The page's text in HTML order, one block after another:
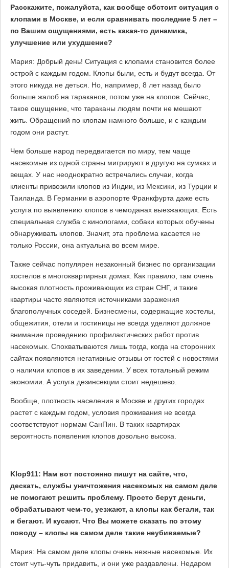
Расскажите, пожалуйста, как вообще обстоит ситуация с
клопами в Москве, и если сравнивать последние 5 лет –
по Вашим ощущениями, есть какая-то динамика,
улучшение или ухудшение?
Мария: Добрый день! Ситуация с клопами становится более
острой с каждым годом. Клопы были, есть и будут всегда. От
этого никуда не деться. Но, например, 8 лет назад было
больше жалоб на тараканов, потом уже на клопов. Сейчас,
такое ощущение, что тараканы людям почти не мешают
жить. Обращений по клопам намного больше, и с каждым
годом они растут.
Чем больше народ передвигается по миру, тем чаще
насекомые из одной страны мигрируют в другую на сумках и
вещах. У нас неоднократно встречались случаи, когда
клиенты привозили клопов из Индии, из Мексики, из Турции и
Таиланда. В Германии в аэропорте Франкфурта даже есть
услуга по выявлению клопов в чемоданах выезжающих. Есть
специальная служба с кинологами, собаки которых обучены
обнаруживать клопов. Значит, эта проблема касается не
только России, она актуальна во всем мире.
Также сейчас популярен незаконный бизнес по организации
хостелов в многоквартирных домах. Как правило, там очень
высокая плотность проживающих из стран СНГ, и такие
квартиры часто являются источниками заражения
благополучных соседей. Бизнесмены, содержащие хостелы,
общежития, отели и гостиницы не всегда уделяют должное
внимание проведению профилактических работ против
насекомых. Спохватываются лишь тогда, когда на сторонних
сайтах появляются негативные отзывы от гостей с новостями
о наличии клопов в их заведении. У всех тотальный режим
экономии. А услуга дезинсекции стоит недешево.
Вообще, плотность населения в Москве и других городах
растет с каждым годом, условия проживания не всегда
соответствуют нормам СанПин. В таких квартирах
вероятность появления клопов довольно высока.
Klop911: Нам вот постоянно пишут на сайте, что,
дескать, службы уничтожения насекомых на самом деле
не помогают решить проблему. Просто берут деньги,
обрабатывают чем-то, уезжают, а клопы как бегали, так
и бегают. И кусают. Что Вы можете сказать по этому
поводу – клопы на самом деле такие неубиваемые?
Мария: На самом деле клопы очень нежные насекомые. Их
стоит чуть-чуть придавить, и они уже раздавлены. Недаром